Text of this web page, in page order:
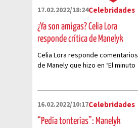
17.02.2022/18:24Celebridades
¿Ya son amigas? Celia Lora
responde crítica de Manelyk
Celia Lora responde comentarios
de Manely que hizo en ‘El minuto
16.02.2022/10:17Celebridades
“Pedía tonterías”: Manelyk